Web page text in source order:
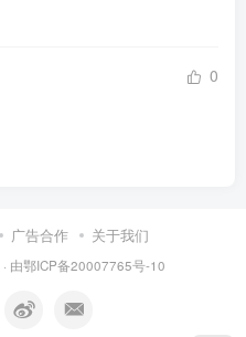
0
广告合作 关于我们
· 由鄂ICP备20007765号-10